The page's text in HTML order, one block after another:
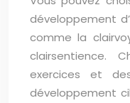
développement
comme la
clairsentience.
exercices et
développement